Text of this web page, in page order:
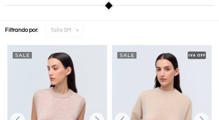
Filtrando por: Talle SM